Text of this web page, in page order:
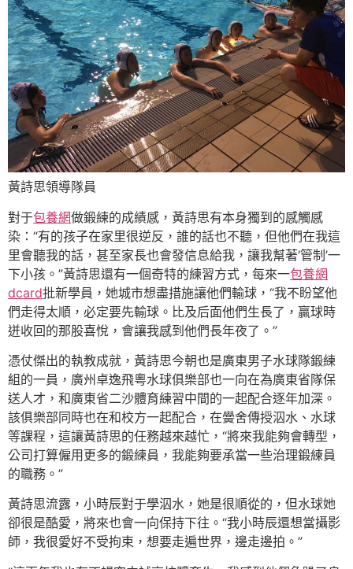
黃詩思領導隊員
對于包養網做鍛練的成績感，黃詩思有本身獨到的感觸感
染：“有的孩子在家里很逆反，誰的話也不聽，但他們在我這
里會聽我的話，甚至家長也會發信息給我，讓我幫著‘管制’一
下小孩。”黃詩思還有一個奇特的練習方式，每來一包養網
dcard批新學員，她城市想盡措施讓他們輸球，“我不盼望他
們走得太順，必定要先輸球。比及后面他們生長了，贏球時
迸收回的那股喜悅，會讓我感到他們長年夜了。”
憑仗傑出的執教成就，黃詩思今朝也是廣東男子水球隊鍛練
組的一員，廣州卓逸飛粵水球俱樂部也一向在為廣東省隊保
送人才，和廣東省二沙體育練習中間的一起配合逐年加深。
該俱樂部同時也在和校方一起配合，在黌舍傳授泅水、水球
等課程，這讓黃詩思的任務越來越忙，“將來我能夠會轉型，
公司打算僱用更多的鍛練員，我能夠要承當一些治理鍛練員
的職務。”
黃詩思流露，小時辰對于學泅水，她是很順從的，但水球她
卻很是酷愛，將來也會一向保持下往。“我小時辰還想當攝影
師，我很愛好不受拘束，想要走遍世界，邊走邊拍。”